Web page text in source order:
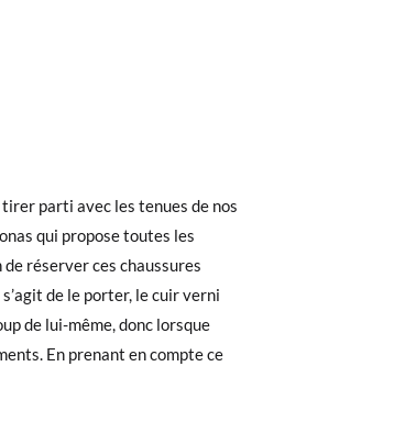
parti avec les tenues de nos
qui propose toutes les
réserver ces chaussures
de le porter, le cuir verni
de lui-même, donc lorsque
En prenant en compte ce